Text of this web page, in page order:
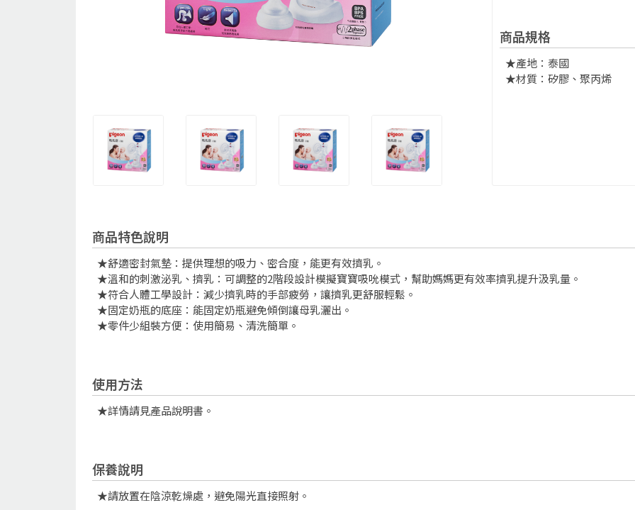
商品規格
★產地：泰國
★材質：矽膠、聚丙烯
商品特色說明
★舒適密封氣墊：提供理想的吸力、密合度，能更有效擠乳。
★溫和的刺激泌乳、擠乳：可調整的2階段設計模擬寶寶吸吮模式，幫助媽媽更有效率擠乳提升汲乳量。
★符合人體工學設計：減少擠乳時的手部疲勞，讓擠乳更舒服輕鬆。
★固定奶瓶的底座：能固定奶瓶避免傾倒讓母乳灑出。
★零件少組裝方便：使用簡易、清洗簡單。
使用方法
★詳情請見產品說明書。
保養說明
★請放置在陰涼乾燥處，避免陽光直接照射。